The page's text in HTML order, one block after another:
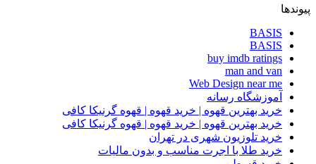
پیوندها
BASIS
BASIS
buy imdb ratings
man and van
Web Design near me
آموزشگاه رسانه
خرید بهترین قهوه | خرید قهوه | قهوه گرنیکا کافی
خرید بهترین قهوه | خرید قهوه | قهوه گرنیکا کافی
خرید تلوزیون شهری در تهران
خرید طلا با اجرت مناسب و بدون مالیات